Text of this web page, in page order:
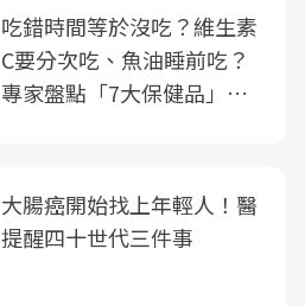
吃錯時間等於沒吃？維生素
C要分次吃、魚油睡前吃？
專家盤點「7大保健品」的
大腸癌開始找上年輕人！醫
提醒四十世代三件事